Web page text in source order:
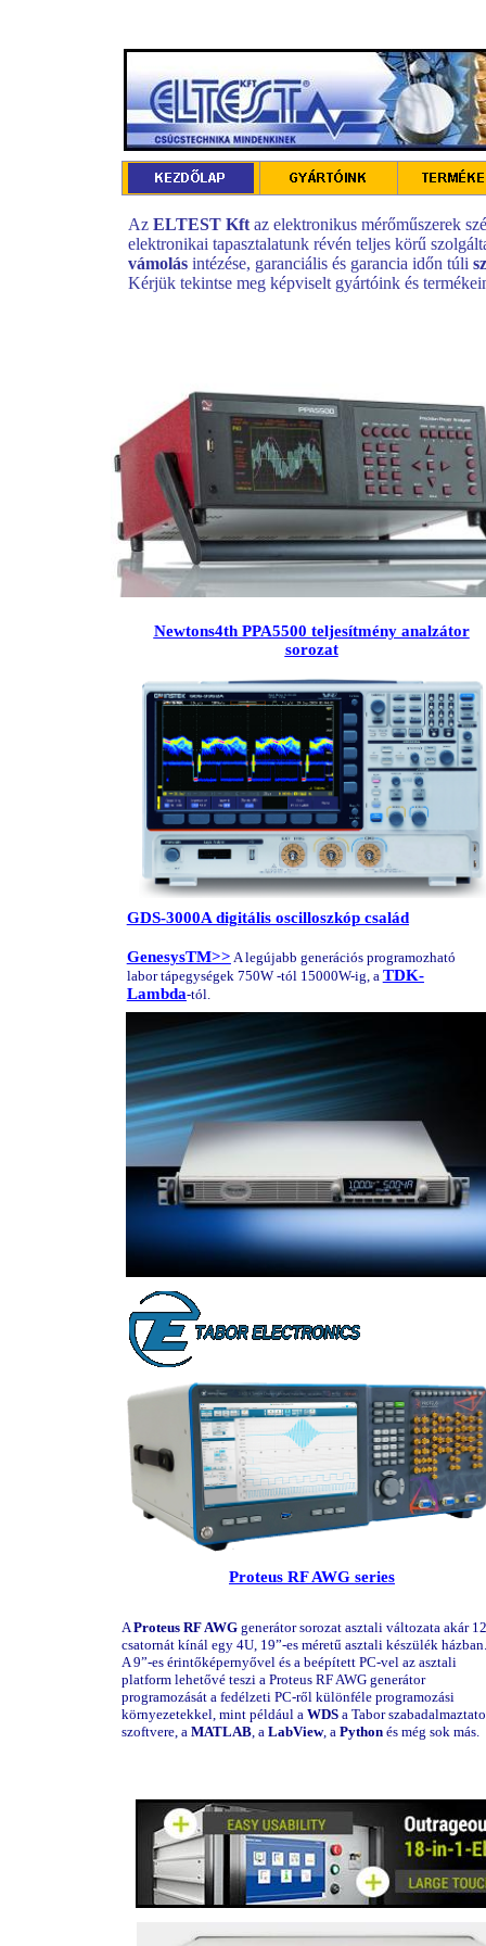
Newtons4thPPA5500 teljesítmény analzátor
sorozat
GenesysTM>> A legújabb generációs programozható
labor tápegységek 750W -tól 15000W-ig, a TDK-
Lambda-tól.
AzELTEST Kft az elektronikus mérőműszerek
elektronikai tapasztalatunk révén teljes körű
vámolásintézése, garanciális és garancia időn túli
Kérjük tekintse meg képviselt gyártóink és
Proteus RF AWG series
GDS-3000A digitális oscilloszkóp család
A Proteus RF AWG generátor sorozat asztali változata akár 12
csatornát kínál egy 4U, 19”-es méretű asztali készülék házban.
A 9”-es érintőképernyővel és a beépített PC-vel az asztali
platform lehetővé teszi a Proteus RF AWG generátor
programozását a fedélzeti PC-ről különféle programozási
környezetekkel, mint például a WDSa Tabor
szoftvere, a MATLAB, a LabView, a Pythonés még sok más.